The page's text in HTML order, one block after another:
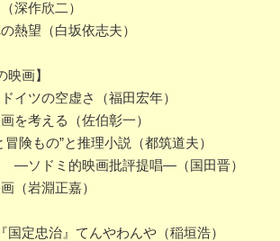
深作欣二）
熱望（白坂依志夫）
画】
ツの空虚さ（福田宏年）
を考える（佐伯彰一）
険もの”と推理小説（都筑道夫）
―ソドミ的映画批評提唱―（国田晋）
（岩淵正嘉）
定忠治』てんやわんや（稲垣浩）